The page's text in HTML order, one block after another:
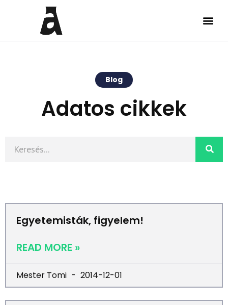
Blog
Adatos cikkek
Egyetemisták, figyelem!
READ MORE »
Mester Tomi 2014-12-01